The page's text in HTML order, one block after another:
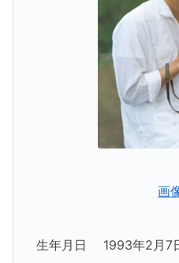
画
生年月日 1993年2月7